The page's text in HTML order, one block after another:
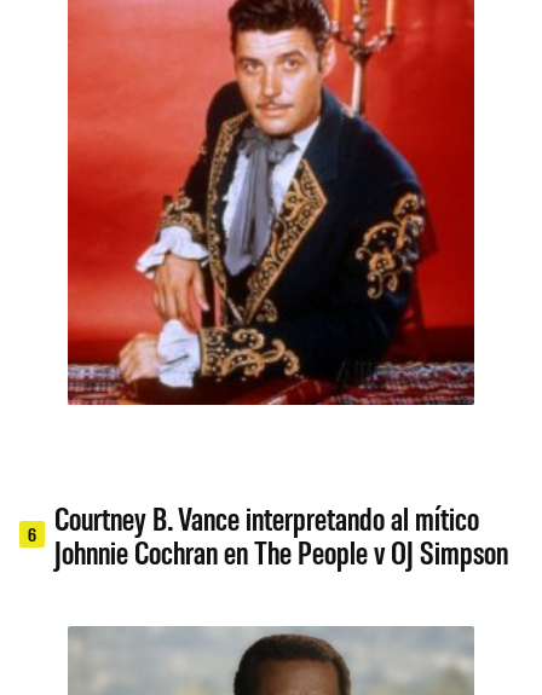
6
Courtney B. Vance interpretando al mítico
Johnnie Cochran en The People v OJ Simpson